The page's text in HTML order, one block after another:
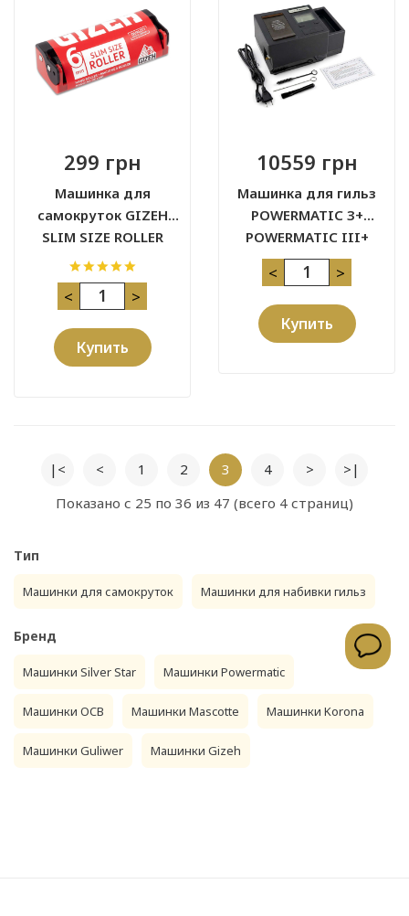
299 грн
Машинка для
самокруток GIZEH
SLIM SIZE ROLLER
< >
Купить
10559 грн
Машинка для гильз
POWERMATIC 3+
POWERMATIC III+
GRINDER
< >
Купить
|< < 1 2 3 4 >
>|
Показано с 25 по 36 из 47 (всего 4 страниц)
Тип
Машинки для самокруток Машинки для набивки гильз
Бренд
Машинки Silver Star Машинки Powermatic
Машинки OCB Машинки Mascotte Машинки Korona
Машинки Guliwer Машинки Gizeh